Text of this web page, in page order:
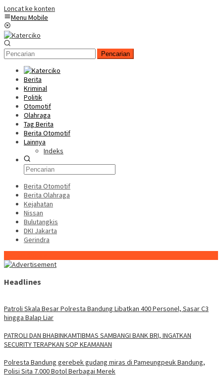
Loncat ke konten
Menu Mobile
Pencarian
Berita
Kriminal
Politik
Otomotif
Olahraga
Tag Berita
Berita Otomotif
Lainnya
Indeks
Berita Otomotif
Berita Olahraga
Kejahatan
Nissan
Bulutangkis
DKI Jakarta
Gerindra
Headlines
Patroli Skala Besar Polresta Bandung Libatkan 400 Personel, Sasar C3
hingga Balap Liar
‎PATROLI DAN BHABINKAMTIBMAS SAMBANGI BANK BRI, INGATKAN
SECURITY TERAPKAN SOP KEAMANAN
Polresta Bandung gerebek gudang miras di Pameungpeuk Bandung,
Polisi Sita 7.000 Botol Berbagai Merek